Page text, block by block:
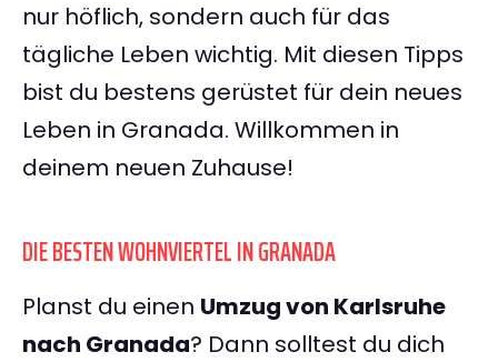
nur höflich, sondern auch für das
tägliche Leben wichtig. Mit diesen Tipps
bist du bestens gerüstet für dein neues
Leben in Granada. Willkommen in
deinem neuen Zuhause!
DIE BESTEN WOHNVIERTEL IN GRANADA
Planst du einen Umzug von Karlsruhe
nach Granada? Dann solltest du dich